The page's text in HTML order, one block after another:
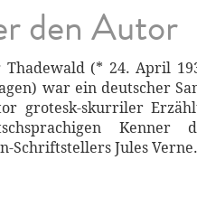
den Autor
Thadewald (* 24. April
war ein deutscher
grotesk-skurriler
Schriftstellers Jules Verne.